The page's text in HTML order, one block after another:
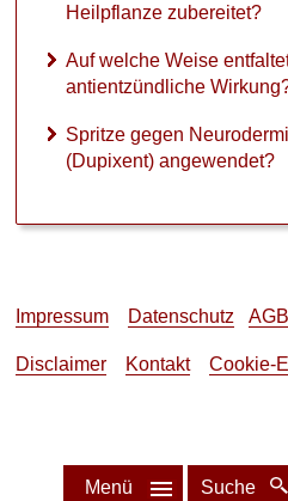
Heilpflanze zubereitet?
Auf welche Weise
antientzündliche
Spritze gegen
(Dupixent) angewendet?
Impressum Datenschutz AGB
Disclaimer Kontakt Cookie-
w
r
k
E
u
r
e
e
u
rMenü Suche